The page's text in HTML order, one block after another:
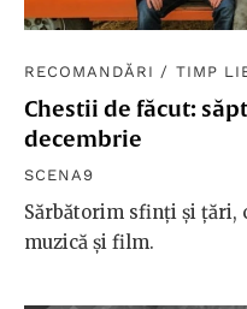
RECOMANDĂRI / TIMP
Chestii de făcut:
decembrie
SCENA9
Sărbătorim sfinți și țări,
muzică și film.